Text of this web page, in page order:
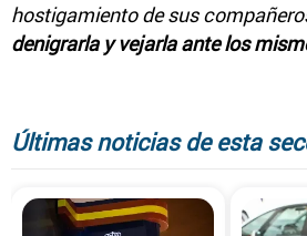
hostigamiento de sus
denigrarla y vejarla ante los
Últimas noticias de esta